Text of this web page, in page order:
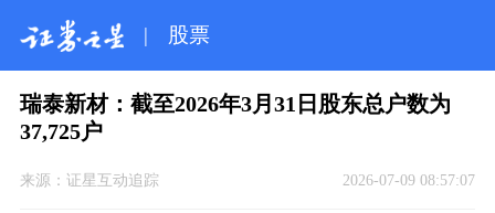
| 股票
瑞泰新材：截至2026年3月31日股东总户数为
37,725户
来源： 证星互动追踪 2026-07-09 08:57:07